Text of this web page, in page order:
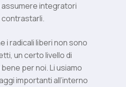
integratori
i radicali liberi non sono
un certo livello di
per noi. Li usiamo
importanti all’interno